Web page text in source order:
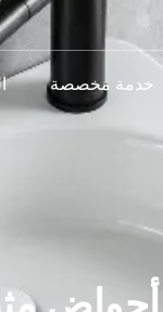
خدمة مخصصة